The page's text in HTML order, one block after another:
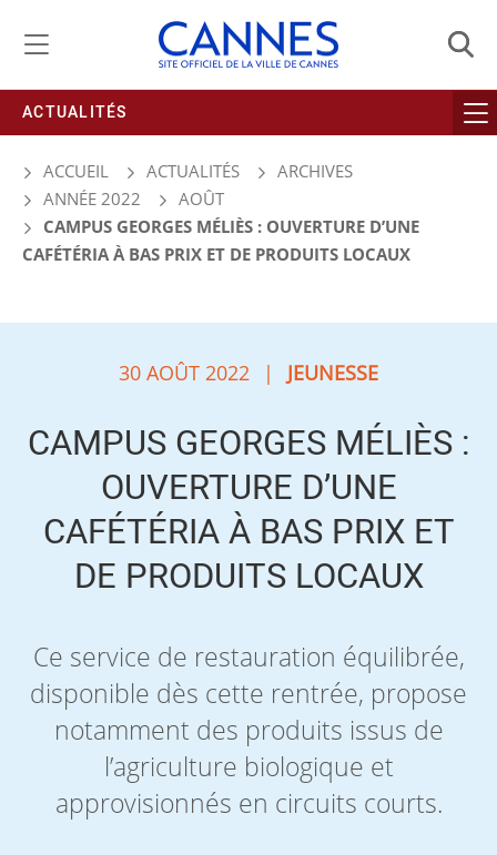
ACTUALITÉS
ACCUEIL ACTUALITÉS
ARCHIVES
ANNÉE 2022
AOÛT
CAMPUS GEORGES MÉLIÈS : OUVERTURE D’UNE
CAFÉTÉRIA À BAS PRIX ET DE PRODUITS LOCAUX
30 AOÛT 2022 | JEUNESSE
CAMPUS GEORGES MÉLIÈS :
OUVERTURE D’UNE
CAFÉTÉRIA À BAS PRIX ET
DE PRODUITS LOCAUX
Ce service de restauration équilibrée,
disponible dès cette rentrée, propose
notamment des produits issus de
l’agriculture biologique et
approvisionnés en circuits courts.